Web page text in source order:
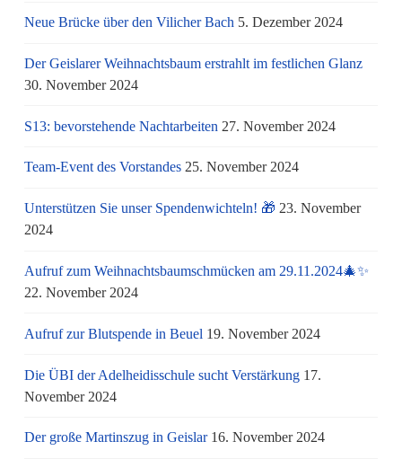
Neue Brücke über den Vilicher Bach 5. Dezember 2024
Der Geislarer Weihnachtsbaum erstrahlt im festlichen Glanz
30. November 2024
S13: bevorstehende Nachtarbeiten 27. November 2024
Team-Event des Vorstandes 25. November 2024
Unterstützen Sie unser Spendenwichteln! 🎁 23. November
2024
Aufruf zum Weihnachtsbaumschmücken am 29.11.2024🎄✨
22. November 2024
Aufruf zur Blutspende in Beuel 19. November 2024
Die ÜBI der Adelheidisschule sucht Verstärkung 17.
November 2024
Der große Martinszug in Geislar 16. November 2024